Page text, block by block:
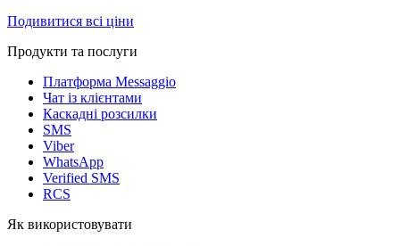
Подивитися всі ціни
Продукти та послуги
Платформа Messaggio
Чат із клієнтами
Каскадні розсилки
SMS
Viber
WhatsApp
Verified SMS
RCS
Як використовувати